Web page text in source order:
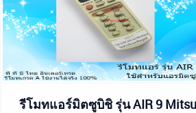
รีโมทแอร์มิตซูบิชิ รุ่น AIR 9